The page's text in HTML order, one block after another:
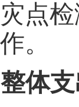
点
。
整体